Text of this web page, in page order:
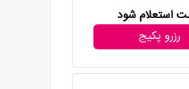
استعلام شود
رزرو پکیج